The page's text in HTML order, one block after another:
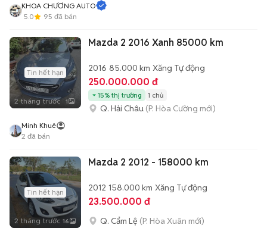
KHOA CHƯƠNG AUTO
5.0
95 đã bán
Tin hết hạn
2 tháng trước 1
Mazda 2 2016 Xanh 85000 km
2016 85.000 km Xăng Tự động
250.000.000 đ
15% thị trường 1 chủ
Q. Hải Châu (P. Hòa Cường mới)
Minh Khuê
2 đã bán
Tin hết hạn
2 tháng trước 16
Mazda 2 2012 - 158000 km
2012 158.000 km Xăng Tự động
23.500.000 đ
Q. Cẩm Lệ (P. Hòa Xuân mới)